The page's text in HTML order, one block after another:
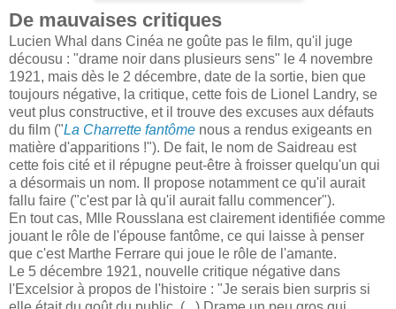
De mauvaises critiques
Lucien Whal dans Cinéa ne goûte pas le film, qu'il juge
décousu : "drame noir dans plusieurs sens" le 4 novembre
1921, mais dès le 2 décembre, date de la sortie, bien que
toujours négative, la critique, cette fois de Lionel Landry, se
veut plus constructive, et il trouve des excuses aux défauts
du film ("La Charrette fantôme nous a rendus exigeants en
matière d'apparitions !"). De fait, le nom de Saidreau est
cette fois cité et il répugne peut-être à froisser quelqu'un qui
a désormais un nom. Il propose notamment ce qu'il aurait
fallu faire ("c'est par là qu'il aurait fallu commencer").
En tout cas, Mlle Rousslana est clairement identifiée comme
jouant le rôle de l'épouse fantôme, ce qui laisse à penser
que c'est Marthe Ferrare qui joue le rôle de l'amante.
Le 5 décembre 1921, nouvelle critique négative dans
l'Excelsior à propos de l'histoire : "Je serais bien surpris si